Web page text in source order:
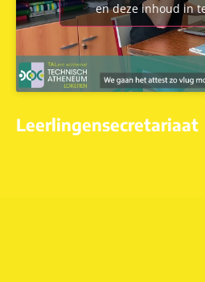
en deze inhoud in
Leerlingensecretariaat